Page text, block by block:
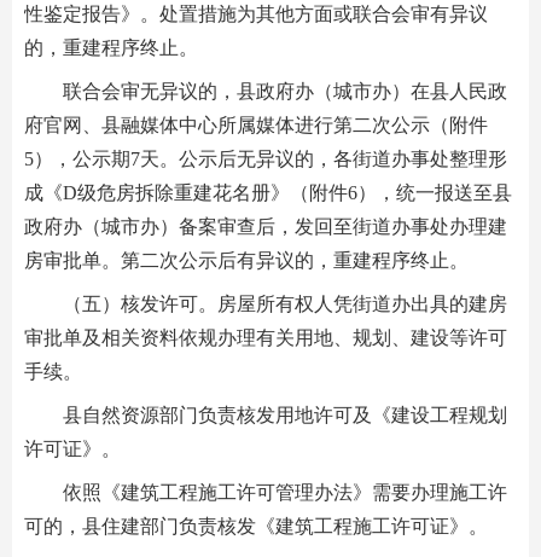
性鉴定报告》。处置措施为其他方面或联合会审有异议
的，重建程序终止。
联合会审无异议的，县政府办（城市办）在县人民政
府官网、县融媒体中心所属媒体进行第二次公示（附件
5），公示期7天。公示后无异议的，各街道办事处整理形
成《D级危房拆除重建花名册》（附件6），统一报送至县
政府办（城市办）备案审查后，发回至街道办事处办理建
房审批单。第二次公示后有异议的，重建程序终止。
（五）核发许可。房屋所有权人凭街道办出具的建房
审批单及相关资料依规办理有关用地、规划、建设等许可
手续。
县自然资源部门负责核发用地许可及《建设工程规划
许可证》。
依照《建筑工程施工许可管理办法》需要办理施工许
可的，县住建部门负责核发《建筑工程施工许可证》。